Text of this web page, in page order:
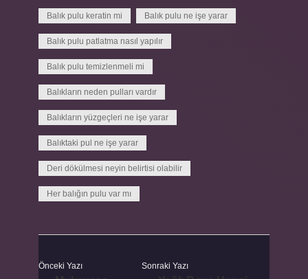
Balık pulu keratin mi Balık pulu ne işe yarar
Balık pulu patlatma nasıl yapılır
Balık pulu temizlenmeli mi
Balıkların neden pulları vardır
Balıkların yüzgeçleri ne işe yarar
Balıktaki pul ne işe yarar
Deri dökülmesi neyin belirtisi olabilir
Her balığın pulu var mı
Önceki Yazı Sonraki Yazı